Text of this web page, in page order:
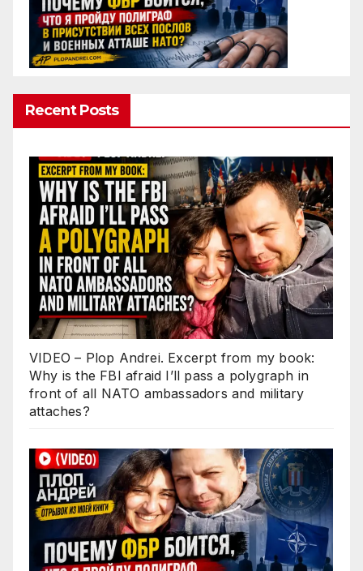
Recent Posts
VIDEO – Plop Andrei. Excerpt from my book:
Why is the FBI afraid I’ll pass a polygraph in
front of all NATO ambassadors and military
attaches?